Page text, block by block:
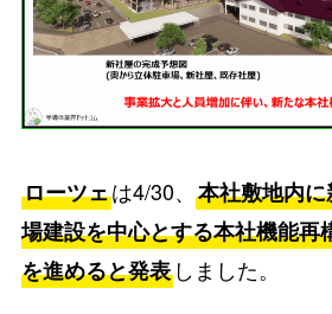
ローツェは4/30、 本社敷地内
場建設を中心とする本社機能再
を進めると発表しました。